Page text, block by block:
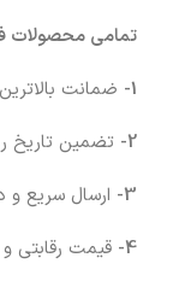
تمامی محصولات
1- ضمانت
2- تضمین تاریخ
3- ارسال سریع و
4- قیمت رقابتی